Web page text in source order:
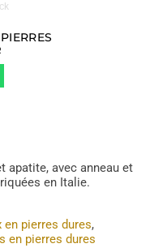
apatite, avec anneau et
en Italie.
en pierres dures,
en pierres dures